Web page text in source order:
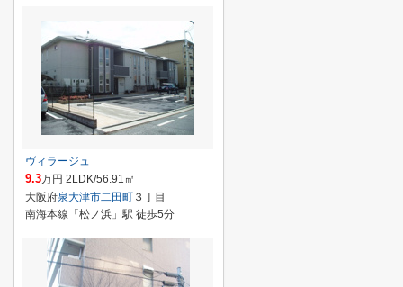
ヴィラージュ
9.3万円 2LDK/56.91㎡
大阪府泉大津市二田町 ３丁目
南海本線「松ノ浜」駅 徒歩5分